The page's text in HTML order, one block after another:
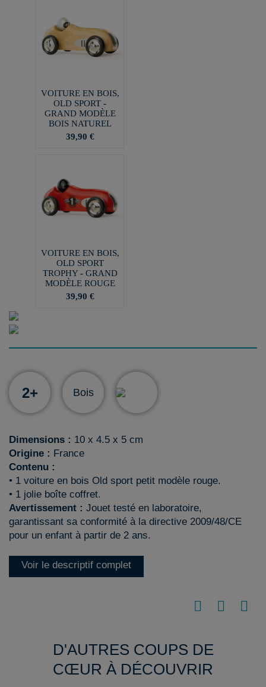
VOITURE EN BOIS,
OLD SPORT -
GRAND MODÈLE
BOIS NATUREL
39,90 €
VOITURE EN BOIS,
OLD SPORT
TROPHY - GRAND
MODÈLE ROUGE
39,90 €
2+ Bois
Dimensions : 10 x 4.5 x 5 cm
Origine : France
Contenu :
• 1 voiture en bois Old sport petit modèle rouge.
• 1 jolie boîte coffret.
Avertissement : Jouet testé en laboratoire,
garantissant sa conformité à la directive 2009/48/CE
pour un enfant à partir de 2 ans.
Voir le descriptif complet
D'AUTRES COUPS DE
CŒUR À DÉCOUVRIR